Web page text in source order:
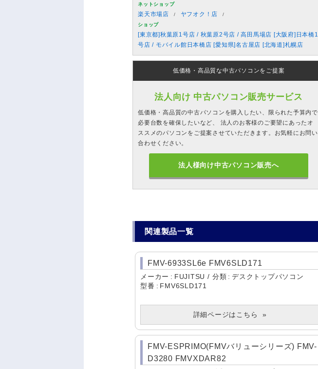
ネットショップ
楽天市場店 ヤフオク！店
ショップ
[東京都]秋葉原1号店 / 秋葉原2号店 / 高田馬場店 [大阪府]日本橋1
号店 / モバイル館日本橋店 [愛知県]名古屋店 [北海道]札幌店
低価格・高品質な中古パソコンをご提案
法人向け 中古パソコン販売サービス
低価格・高品質の中古パソコンを購入したい、限られた予算内で
必要台数を確保したいなど、 法人のお客様のご要望にあったオ
ススメのパソコンをご提案させていただきます。お気軽にお問い
合わせください。
法人様向け中古パソコン販売へ
関連製品一覧
FMV-6933SL6e FMV6SLD171
メーカー FUJITSU 分類
デスクトップパソコン
型番
FMV6SLD171
詳細ページはこちら
FMV-ESPRIMO(FMVバリューシリーズ) FMV-
D3280 FMVXDAR82